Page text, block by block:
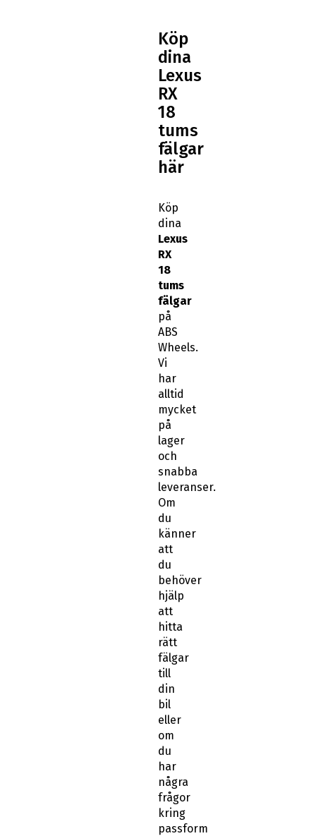
Köp
dina
Lexus
RX
18
tums
fälgar
här
Köp
dina
Lexus
RX
18
tums
fälgar
på
ABS
Wheels.
Vi
har
alltid
mycket
på
lager
och
snabba
leveranser.
Om
du
känner
att
du
behöver
hjälp
att
hitta
rätt
fälgar
till
din
bil
eller
om
du
har
några
frågor
kring
passform